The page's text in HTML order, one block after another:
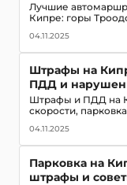
Лучшие
Кипре: горы
культура.
практические
04.11.2025
Штрафы на
Штрафы и ПДД на
скорости,
знать каждый
04.11.2025
Парковка на
штрафы и